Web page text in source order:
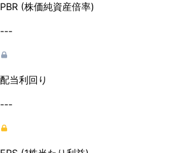
PBR (株価純資産倍率)
---
配当利回り
---